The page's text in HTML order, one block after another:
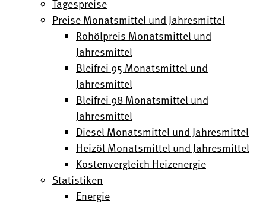
Tagespreise
Preise Monatsmittel und Jahresmittel
Rohölpreis Monatsmittel und
Jahresmittel
Bleifrei 95 Monatsmittel und
Jahresmittel
Bleifrei 98 Monatsmittel und
Jahresmittel
Diesel Monatsmittel und Jahresmittel
Heizöl Monatsmittel und Jahresmittel
Kostenvergleich Heizenergie
Statistiken
Energie